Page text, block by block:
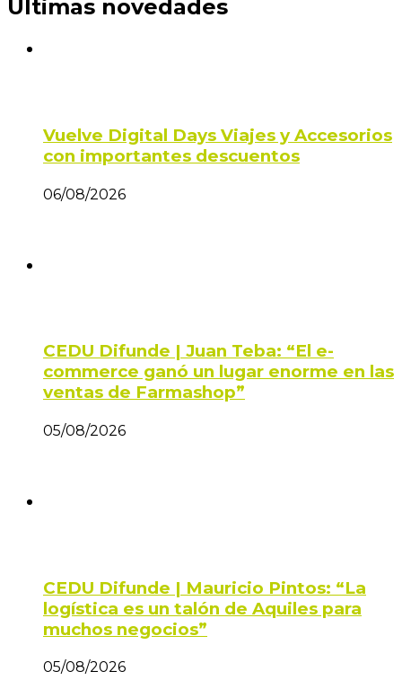
Últimas novedades
Vuelve Digital Days Viajes y Accesorios
con importantes descuentos
06/08/2026
CEDU Difunde | Juan Teba: “El e-
commerce ganó un lugar enorme en las
ventas de Farmashop”
05/08/2026
CEDU Difunde | Mauricio Pintos: “La
logística es un talón de Aquiles para
muchos negocios”
05/08/2026